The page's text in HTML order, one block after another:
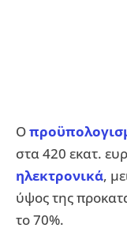
Ο
στα 420 εκατ.
ηλεκτρονικά,
ύψος της
το 70%.